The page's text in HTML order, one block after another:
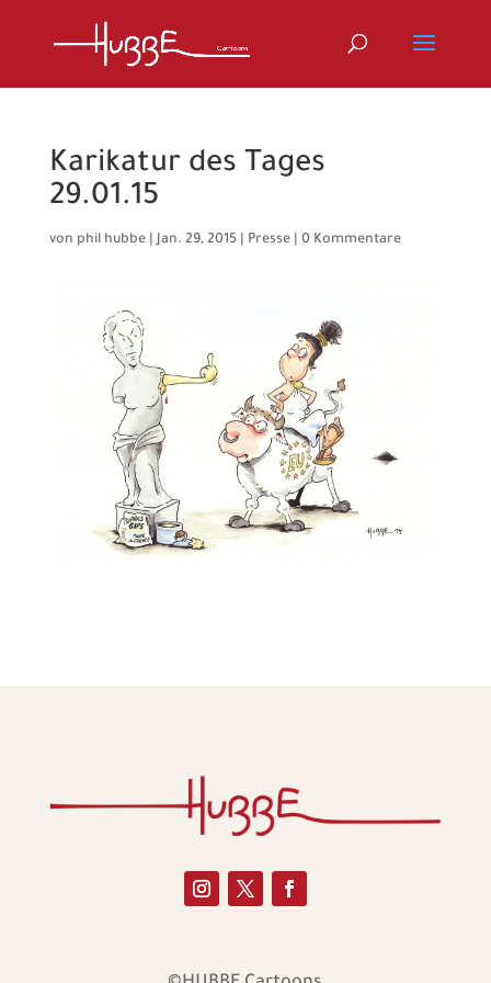
Karikatur des Tages
29.01.15
von phil hubbe|Jan. 29, 2015| Presse| 0 Kommentare